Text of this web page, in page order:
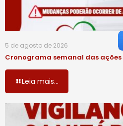
5 de agosto de 2026
Cronograma semanal das ações
Leia mais...